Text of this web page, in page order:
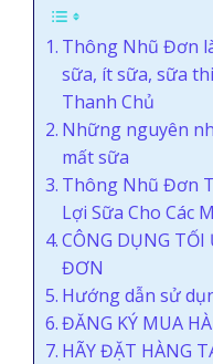
Thông Nhũ Đơn
sữa, ít sữa, sữa
Thanh Chủ
Những nguyên
mất sữa
Thông Nhũ Đơn
Lợi Sữa Cho Các
CÔNG DỤNG
ĐƠN
Hướng dẫn sử
ĐĂNG KÝ MUA
HÃY ĐẶT HÀNG